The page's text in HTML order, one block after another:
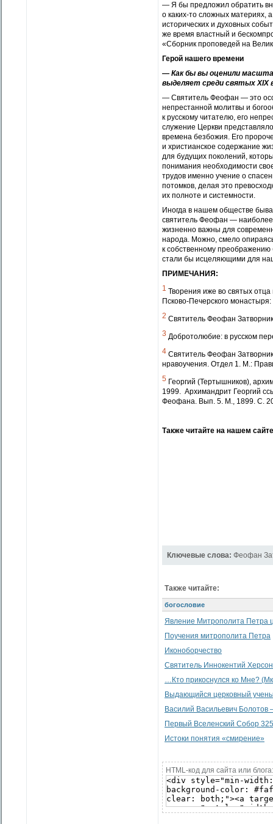
— Я бы предложил обратить
о каких-то сложных материях,
исторических и духовных
же время властный и
«Сборник проповедей на
Герой нашего времени
— Как бы вы оценили
выделяет среди святых XIX
— Святитель Феофан — это
непрестанной молитвы и
к русскому читателю, его
служение Церкви
времена безбожия. Его
и христианское содержание
для будущих поколений,
понимания необходимости
трудов именно учение о
потомков, делая это
их полноте и системности.
Иногда в нашем обществе
святитель Феофан — наиболее
жизненно важны для
народа. Можно, смело
к собственному
стали бы исцеляющими для
ПРИМЕЧАНИЯ:
1 Творения иже во святых
Псково-Печерского
2 Святитель Феофан
3 Добротолюбие: в русском
4 Святитель Феофан
нравоучения. Отдел 1. М.:
5 Георгий (Тертышников),
1999. Архимандрит Георгий
Феофана. Вып. 5. М., 1899. С.
Также читайте на нашем
Ключевые слова: Феофан
Также читайте:
богословие
Явление Митрополита Петра
Поучения митрополита Петра
Иконоборчество
Святитель Иннокентий
…Кто прикоснулся ко Мне?
Выдающийся церковный
Василий Васильевич Болотов
Первый Вселенский Собор
Истоки понятия «смирение»
HTML-код для сайта или блога: